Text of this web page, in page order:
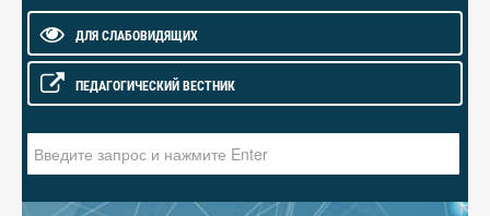
ДЛЯ СЛАБОВИДЯЩИХ
ПЕДАГОГИЧЕСКИЙ ВЕСТНИК